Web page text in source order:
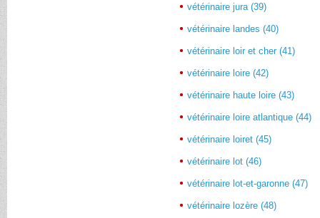
vétérinaire jura (39)
vétérinaire landes (40)
vétérinaire loir et cher (41)
vétérinaire loire (42)
vétérinaire haute loire (43)
vétérinaire loire atlantique (44)
vétérinaire loiret (45)
vétérinaire lot (46)
vétérinaire lot-et-garonne (47)
vétérinaire lozère (48)